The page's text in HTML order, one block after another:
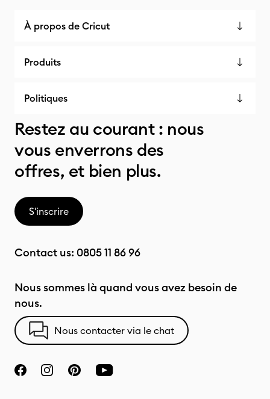
À propos de Cricut
Produits
Politiques
Restez au courant : nous
vous enverrons des
offres, et bien plus.
S'inscrire
Contact us: 0805 11 86 96
Nous sommes là quand vous avez besoin de
nous.
Nous contacter via le chat